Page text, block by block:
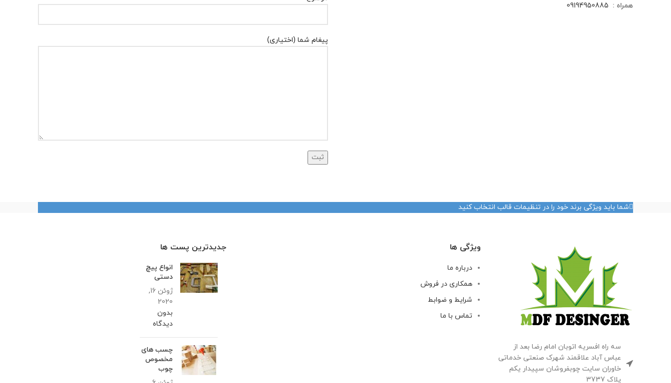
پیغام شما (اختیاری)
همراه : 09194950885
شما باید ویژگی برند خود را در تنظیمات قالب انتخاب کنید
سه راه افسریه اتوبان امام رضا بعد از
عباس آباد علاقمند شهرک صنعتی خدماتی
خاوران سایت چوبفروشان سپیدار یکم
پلاک 3737
ویژگی ها
درباره ما
همکاری در فروش
شرایط و ضوابط
تماس با ما
جدیدترین پست ها
انواع پیچ
دستی
ژوئن 16,
2020
بدون
دیدگاه
چسب های
مخصوص
چوب